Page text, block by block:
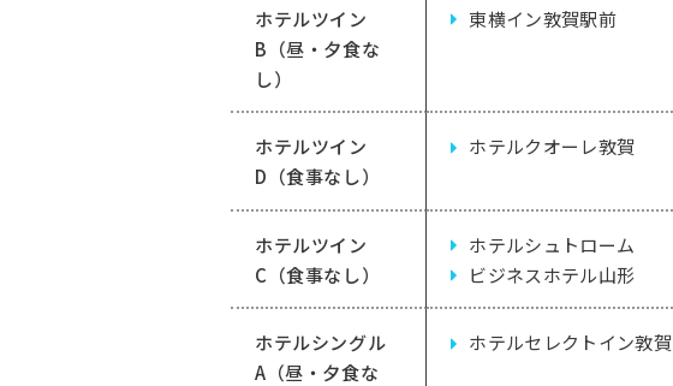
ホテルツイン
B（昼・夕食な
し）
東横イン敦賀駅前
ホテルツイン
D（食事なし）
ホテルクオーレ敦賀
ホテルツイン
C（食事なし）
ホテルシュトローム
ビジネスホテル山形
ホテルシングル
A（昼・夕食な
ホテルセレクトイン敦賀